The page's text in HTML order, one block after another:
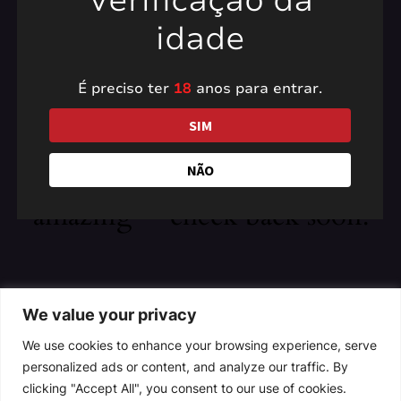
We value your privacy
We use cookies to enhance your browsing experience, serve
personalized ads or content, and analyze our traffic. By
clicking "Accept All", you consent to our use of cookies.
Pardon our dust! We're
working on something
amazing — check back soon!
idade
É preciso ter 18 anos para entrar.
SIM
NÃO